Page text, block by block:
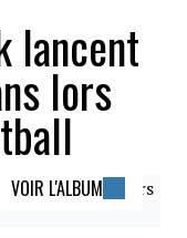
lancent
lors
VOIR L'ALBUM